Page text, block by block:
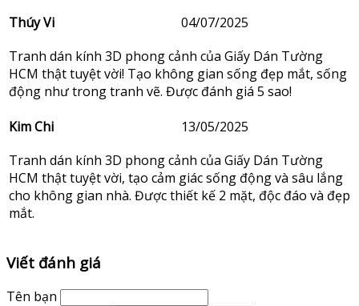
Thúy Vi
04/07/2025
Tranh dán kính 3D phong cảnh của Giấy Dán Tường
HCM thật tuyệt vời! Tạo không gian sống đẹp mắt, sống
động như trong tranh vẽ. Được đánh giá 5 sao!
Kim Chi
13/05/2025
Tranh dán kính 3D phong cảnh của Giấy Dán Tường
HCM thật tuyệt vời, tạo cảm giác sống động và sâu lắng
cho không gian nhà. Được thiết kế 2 mặt, độc đáo và đẹp
mắt.
Viết đánh giá
Tên bạn